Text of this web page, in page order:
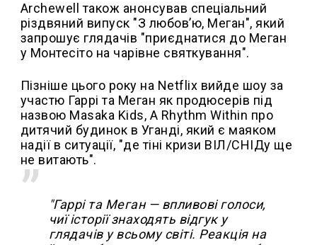
Archewell також анонсував спеціальний
різдвяний випуск "З любов’ю, Меган", який
запрошує глядачів "приєднатися до Меган
у Монтесіто на чарівне святкування".
Пізніше цього року на Netflix вийде шоу за
участю Гаррі та Меган як продюсерів під
назвою Masaka Kids, A Rhythm Within про
дитячий будинок в Уганді, який є маяком
надії в ситуації, "де тіні кризи ВІЛ/СНІДу ще
не витають".
"Гаррі та Меган — впливові голоси,
чиї історії знаходять відгук у
глядачів у всьому світі. Реакція на